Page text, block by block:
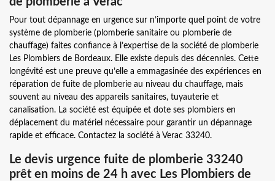
Pour tout dépannage en urgence sur n’importe quel point de votre
système de plomberie (plomberie sanitaire ou plomberie de
chauffage) faites confiance à l’expertise de la société de plomberie
Les Plombiers de Bordeaux. Elle existe depuis des décennies. Cette
longévité est une preuve qu’elle a emmagasinée des expériences en
réparation de fuite de plomberie au niveau du chauffage, mais
souvent au niveau des appareils sanitaires, tuyauterie et
canalisation. La société est équipée et dote ses plombiers en
déplacement du matériel nécessaire pour garantir un dépannage
rapide et efficace. Contactez la société à Verac 33240.
Le devis urgence fuite de plomberie 33240
prêt en moins de 24 h avec Les Plombiers de